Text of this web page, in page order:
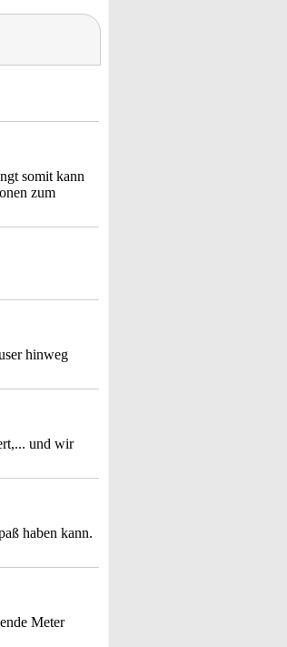
somit kann
zum
hinweg
und wir
haben kann.
Meter